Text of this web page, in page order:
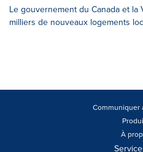
Le gouvernement du Canada et
milliers de nouveaux logements
Communiquer
À